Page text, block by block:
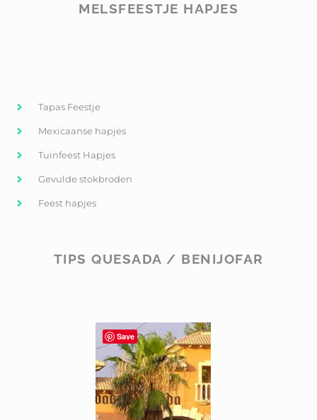
MELSFEESTJE HAPJES
Tapas Feestje
Mexicaanse hapjes
Tuinfeest Hapjes
Gevulde stokbroden
Feest hapjes
TIPS QUESADA / BENIJOFAR
Save